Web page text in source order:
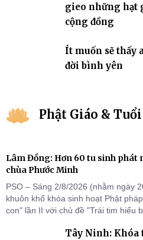
gieo những hạt
cộng đồng
Ít muốn sẽ thấy
đời bình yên
Phật Giáo &
Lâm Đồng: Hơn 60 tu sinh phát
chùa Phước Minh
PSO – Sáng 2/8/2026 (nhằm ngày
khuôn khổ khóa sinh hoạt Phật
con" lần II với chủ đề "Trái tim hiểu
cho hơn 60 tu sinh.Tây Ninh: Khóa